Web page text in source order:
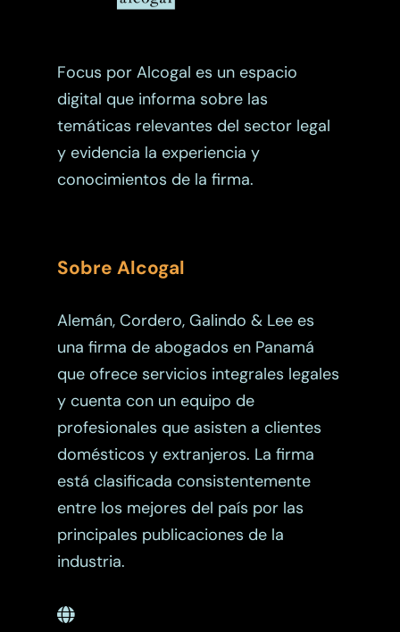
Focus por Alcogal es un espacio
digital que informa sobre las
temáticas relevantes del sector legal
y evidencia la experiencia y
conocimientos de la firma.
Sobre Alcogal
Alemán, Cordero, Galindo & Lee es
una firma de abogados en Panamá
que ofrece servicios integrales legales
y cuenta con un equipo de
profesionales que asisten a clientes
domésticos y extranjeros. La firma
está clasificada consistentemente
entre los mejores del país por las
principales publicaciones de la
industria.